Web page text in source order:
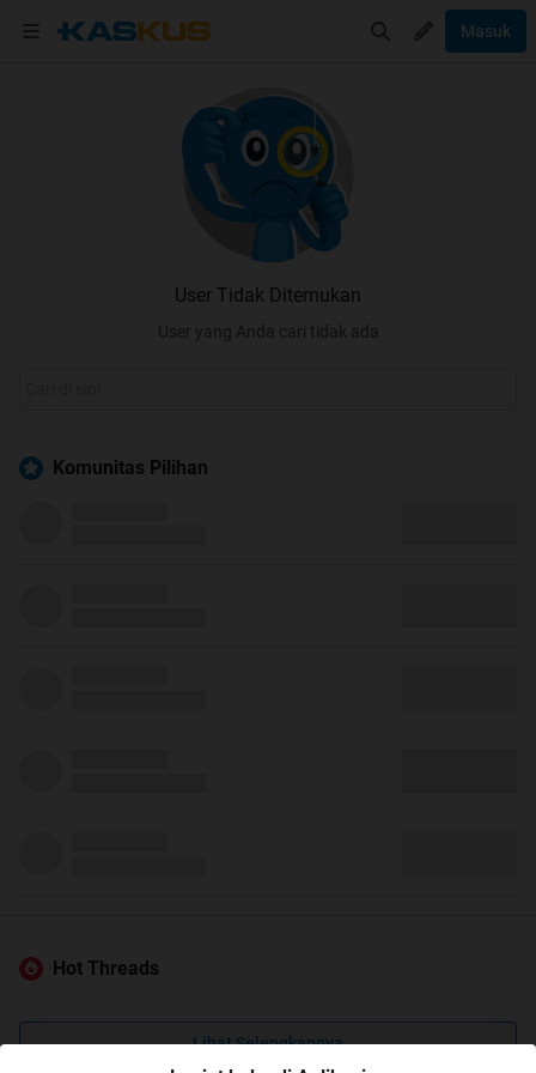
Masuk
User Tidak Ditemukan
User yang Anda cari tidak ada
Komunitas Pilihan
Hot Threads
Lihat Selengkapnya